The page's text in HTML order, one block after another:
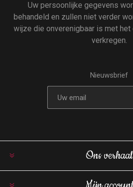
Uw persoonlijke gegevens
behandeld en zullen niet verder
wijze die onverenigbaar is met
verkregen.
Nieuwsbrief
Ons verhaal